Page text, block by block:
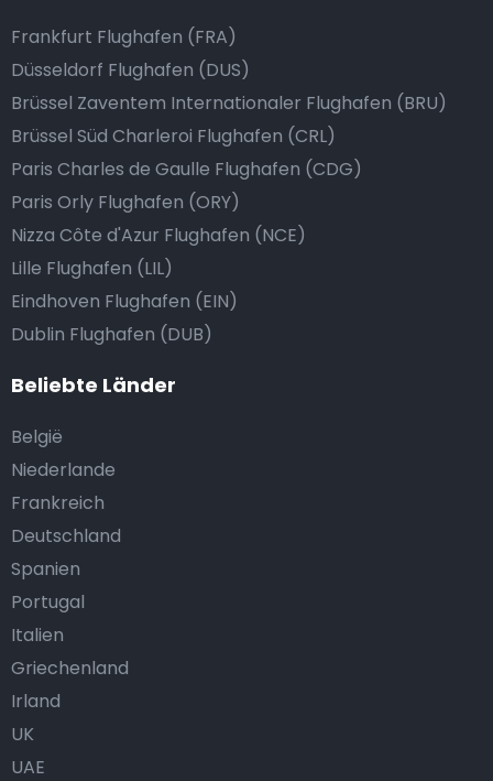
Frankfurt Flughafen (FRA)
Düsseldorf Flughafen (DUS)
Brüssel Zaventem Internationaler Flughafen (BRU)
Brüssel Süd Charleroi Flughafen (CRL)
Paris Charles de Gaulle Flughafen (CDG)
Paris Orly Flughafen (ORY)
Nizza Côte d'Azur Flughafen (NCE)
Lille Flughafen (LIL)
Eindhoven Flughafen (EIN)
Dublin Flughafen (DUB)
Beliebte Länder
België
Niederlande
Frankreich
Deutschland
Spanien
Portugal
Italien
Griechenland
Irland
UK
UAE